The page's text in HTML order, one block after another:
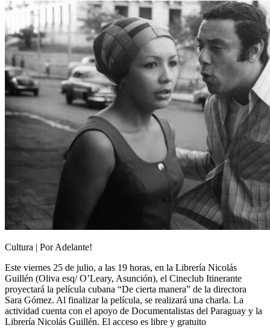
Cultura | Por Adelante!
Este viernes 25 de julio, a las 19 horas, en la Librería Nicolás
Guillén (Oliva esq/ O’Leary, Asunción), el Cineclub Itinerante
proyectará la película cubana “De cierta manera” de la directora
Sara Gómez. Al finalizar la película, se realizará una charla. La
actividad cuenta con el apoyo de Documentalistas del Paraguay y la
Librería Nicolás Guillén. El acceso es libre y gratuito